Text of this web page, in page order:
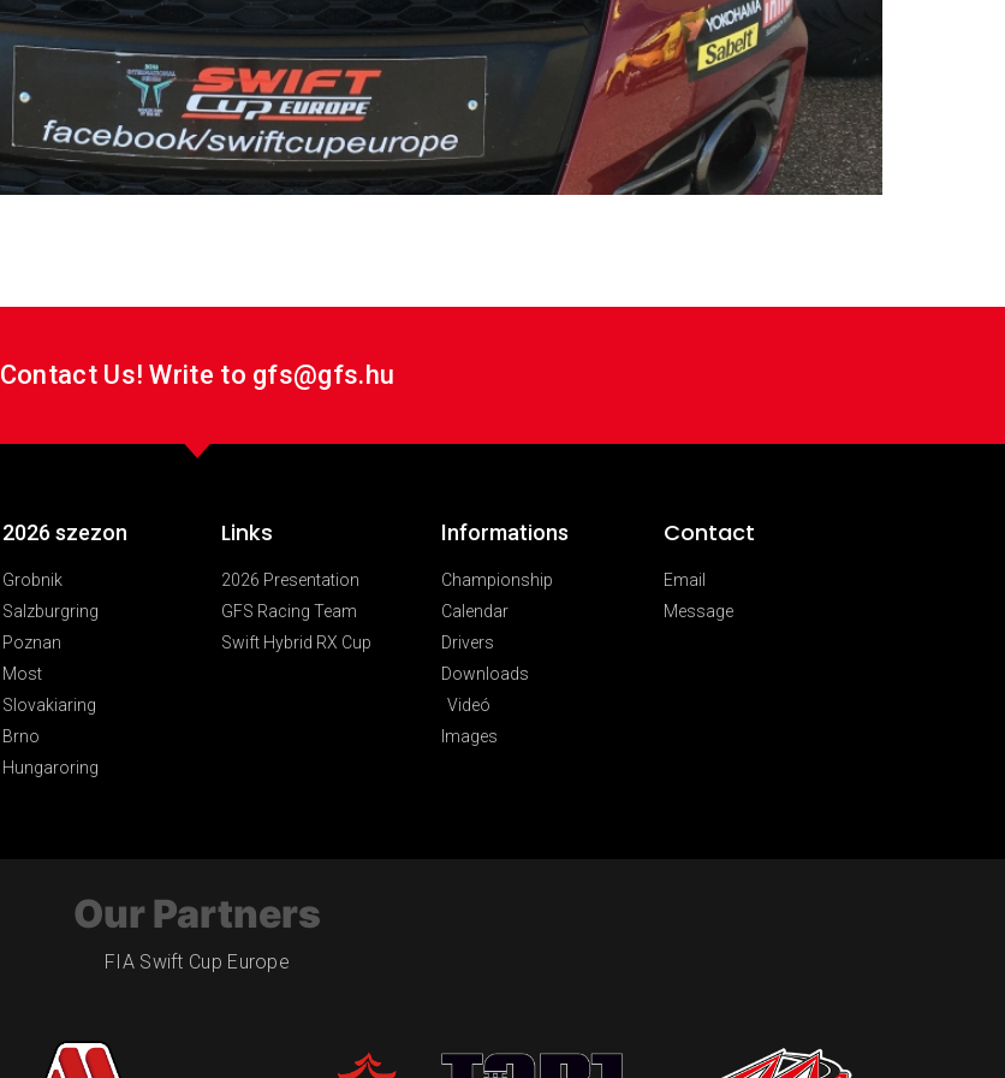
Contact Us! Write to gfs@gfs.hu
2026 szezon
Grobnik
Salzburgring
Poznan
Most
Slovakiaring
Brno
Hungaroring
Links
2026 Presentation
GFS Racing Team
Swift Hybrid RX Cup
Informations
Championship
Calendar
Drivers
Downloads
Videó
Images
Contact
Email
Message
Our Partners
FIA Swift Cup Europe